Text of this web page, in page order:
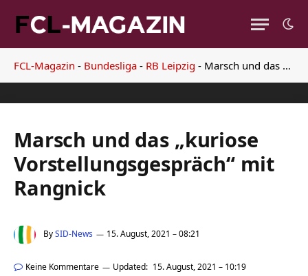
FCL-Magazin - Bundesliga - RB Leipzig - Marsch und das „kuriose Vorstellungsgespräch“ mit Rangnick
Marsch und das „kuriose
Vorstellungsgespräch“ mit
Rangnick
BySID-News 15. August, 2021 – 08:21
Keine Kommentare Updated: 15. August, 2021 – 10:19